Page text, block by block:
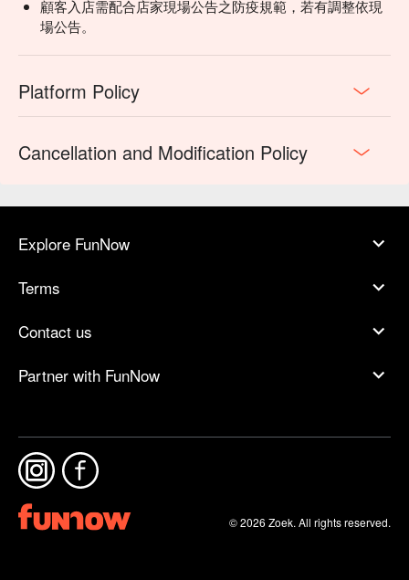
顧客入店需配合店家現場公告之防疫規範，若有調整依現
場公告。
Platform Policy
Cancellation and Modification Policy
Explore FunNow
Terms
Contact us
Partner with FunNow
© 2026 Zoek. All rights reserved.